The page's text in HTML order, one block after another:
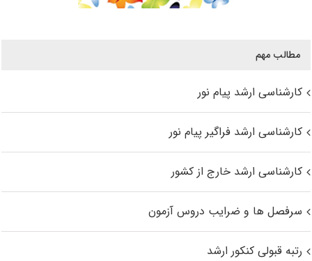
مطالب مهم
کارشناسی ارشد پیام نور
کارشناسی ارشد فراگیر پیام نور
کارشناسی ارشد خارج از کشور
سرفصل ها و ضرایب دروس آزمون
رتبه قبولی کنکور ارشد